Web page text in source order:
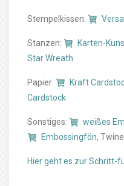
Stempelkissen:
Stanzen: Karten-
Star Wreath
Papier: Kraft
Cardstock
Sonstiges: weißes
Embossingfön, Twine
Hier geht es zur Schritt-